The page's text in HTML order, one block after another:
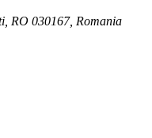
RO 030167, Romania